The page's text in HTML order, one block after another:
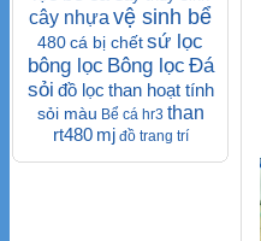
cây nhựa vệ sinh bể
480cá bị chếtsứ lọc
bông lọc Bông lọc Đá
sỏi đồ lọc than hoạt tính
sỏi màu Bể cá hr3 than
rt480 mj đồ trang trí